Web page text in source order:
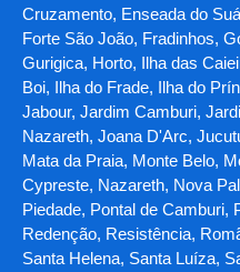
Cruzamento, Enseada do
Forte São João, Fradinhos,
Gurigica, Horto, Ilha das
Boi, Ilha do Frade, Ilha do
Jabour, Jardim Camburi,
Nazareth, Joana D'Arc,
Mata da Praia, Monte Belo,
Cypreste, Nazareth, Nova
Piedade, Pontal de Camburi,
Redenção, Resistência,
Santa Helena, Santa Luíza,